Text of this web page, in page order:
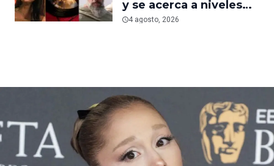
y se acerca a niveles
anteriores a la
4 agosto, 2026